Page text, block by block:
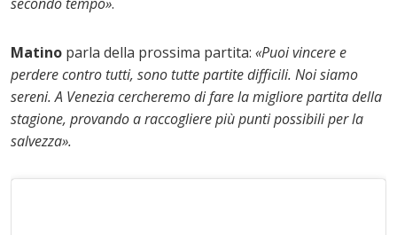
Matino parla della prossima partita: «Puoi vincere e
perdere contro tutti, sono tutte partite difficili. Noi siamo
sereni. A Venezia cercheremo di fare la migliore partita della
stagione, provando a raccogliere più punti possibili per la
salvezza».